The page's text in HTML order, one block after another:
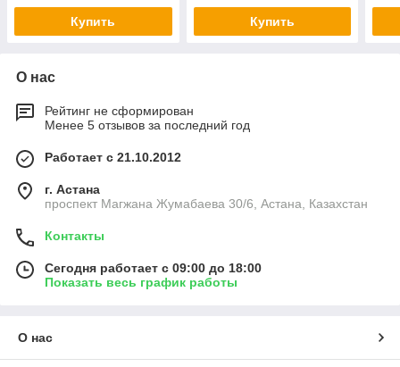
Купить Купить
О нас
Рейтинг не сформирован
Менее 5 отзывов за последний год
Работает с 21.10.2012
г. Астана
проспект Магжана Жумабаева 30/6, Астана, Казахстан
Контакты
Сегодня работает с 09:00 до 18:00
Показать весь график работы
О нас